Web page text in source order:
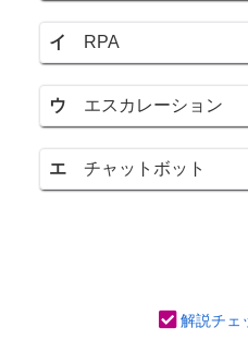
イ RPA
ウ エスカレーション
エ チャットボット
解説チェ